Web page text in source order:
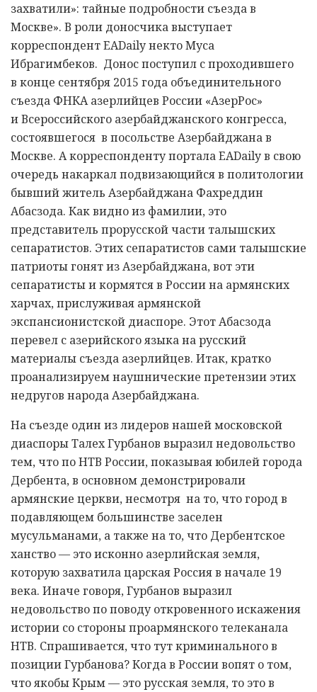
захватили»: тайные подробности съезда в
Москве». В роли доносчика выступает
корреспондент EADaily некто Муса
Ибрагимбеков. Донос поступил с проходившего
в конце сентября 2015 года объединительного
съезда ФНКА азерлийцев России «АзерРос»
и Всероссийского азербайджанского конгресса,
состоявшегося в посольстве Азербайджана в
Москве. А корреспонденту портала EADaily в свою
очередь накаркал подвизающийся в политологии
бывший житель Азербайджана Фахреддин
Абасзода. Как видно из фамилии, это
представитель прорусской части талышских
сепаратистов. Этих сепаратистов сами талышские
патриоты гонят из Азербайджана, вот эти
сепаратисты и кормятся в России на армянских
харчах, прислуживая армянской
экспансионистской диаспоре. Этот Абасзода
перевел с азерийского языка на русский
материалы съезда азерлийцев. Итак, кратко
проанализируем наушнические претензии этих
недругов народа Азербайджана.
На съезде один из лидеров нашей московской
диаспоры Талех Гурбанов выразил недовольство
тем, что по НТВ России, показывая юбилей города
Дербента, в основном демонстрировали
армянские церкви, несмотря на то, что город в
подавляющем большинстве заселен
мусульманами, а также на то, что Дербентское
ханство — это исконно азерлийская земля,
которую захватила царская Россия в начале 19
века. Иначе говоря, Гурбанов выразил
недовольство по поводу откровенного искажения
истории со стороны проармянского телеканала
НТВ. Спрашивается, что тут криминального в
позиции Гурбанова? Когда в России вопят о том,
что якобы Крым — это русская земля, то это в